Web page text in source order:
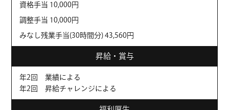
資格手当 10,000円
調整手当 10,000円
みなし残業手当(30時間分) 43,560円
昇給・賞与
年2回 業績による
年2回 昇給チャレンジによる